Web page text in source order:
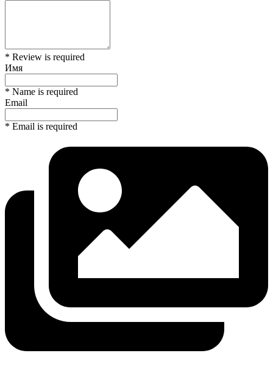
* Review is required
Имя
* Name is required
Email
* Email is required